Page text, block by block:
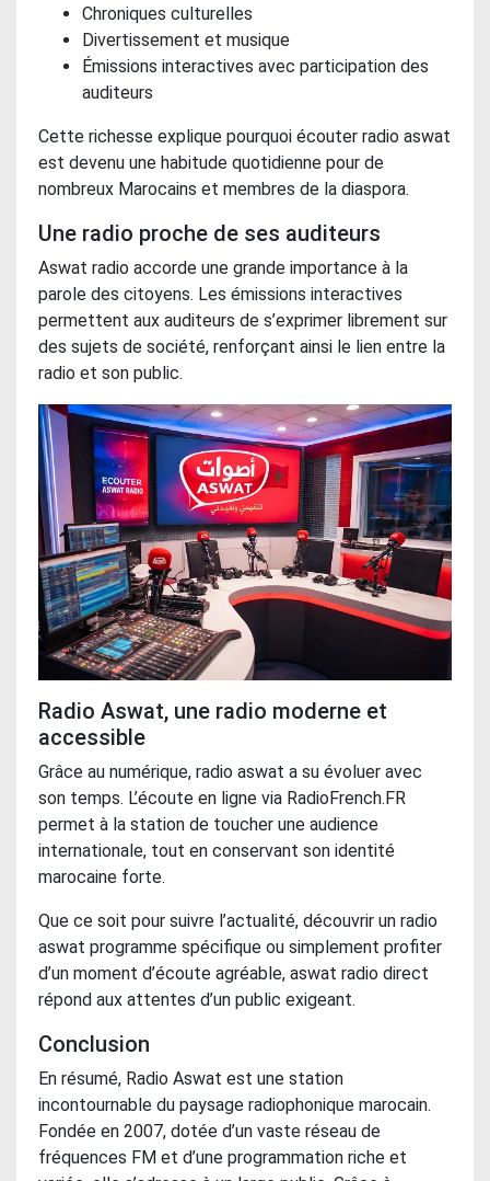
Chroniques culturelles
Divertissement et musique
Émissions interactives avec participation des
auditeurs
Cette richesse explique pourquoi écouter radio aswat
est devenu une habitude quotidienne pour de
nombreux Marocains et membres de la diaspora.
Une radio proche de ses auditeurs
Aswat radio accorde une grande importance à la
parole des citoyens. Les émissions interactives
permettent aux auditeurs de s’exprimer librement sur
des sujets de société, renforçant ainsi le lien entre la
radio et son public.
Radio Aswat, une radio moderne et
accessible
Grâce au numérique, radio aswat a su évoluer avec
son temps. L’écoute en ligne via RadioFrench.FR
permet à la station de toucher une audience
internationale, tout en conservant son identité
marocaine forte.
Que ce soit pour suivre l’actualité, découvrir un radio
aswat programme spécifique ou simplement profiter
d’un moment d’écoute agréable, aswat radio direct
répond aux attentes d’un public exigeant.
Conclusion
En résumé, Radio Aswat est une station
incontournable du paysage radiophonique marocain.
Fondée en 2007, dotée d’un vaste réseau de
fréquences FM et d’une programmation riche et